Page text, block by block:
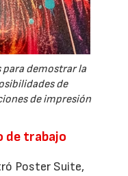
para demostrar la
de
de impresión
de trabajo
Poster Suite,